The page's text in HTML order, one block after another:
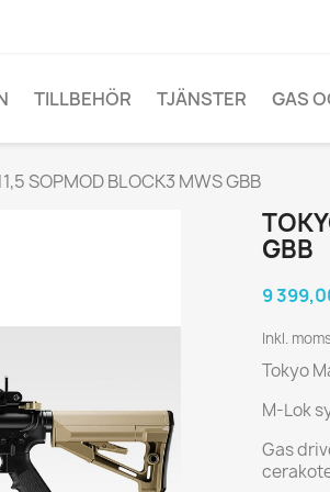
TILLBEHÖR TJÄNSTER GAS
SOPMOD BLOCK3 MWS GBB
GBB
9
Inkl.
Tokyo
M-Lok
Gas